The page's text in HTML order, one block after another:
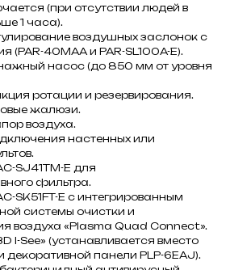
(при отсутствии людей в
1 часа).
воздушных заслонок с
(PAR-40MAA и PAR-SL100A-E).
насос (до 850 мм от уровня
ротации и резервирования.
жалюзи.
воздуха.
настенных или
SJ41TM-E для
фильтра.
SK51FT-E с интегрированным
системы очистки и
воздуха «Plasma Quad Connect».
I-See» (устанавливается вместо
декоративной панели PLP-6EAJ).